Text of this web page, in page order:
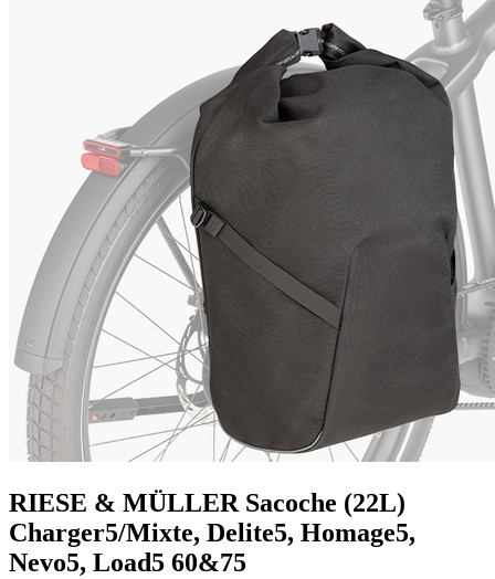
RIESE & MÜLLER Sacoche (22L)
Charger5/Mixte, Delite5, Homage5,
Nevo5, Load5 60&75